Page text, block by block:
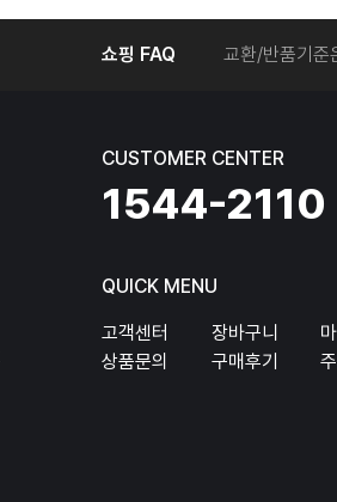
쇼핑 FAQ
온라인에서 주
교환/반품기준
온라인에서 구
CUSTOMER CENTER
1544-2110
QUICK MENU
고객센터 장바구니
상품문의
구매후기